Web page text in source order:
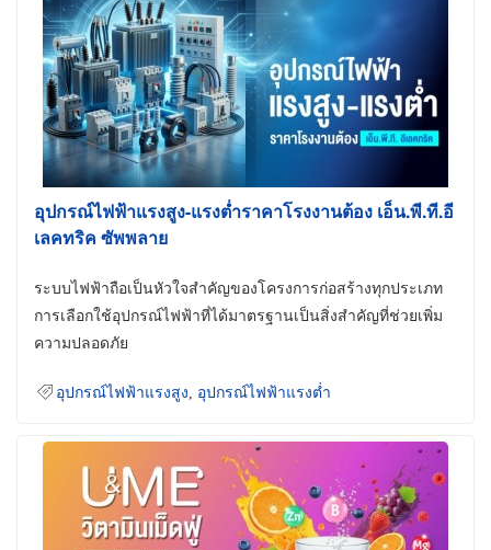
อุปกรณ์ไฟฟ้าแรงสูง-แรงต่ำราคาโรงงานต้อง เอ็น.พี.ที.อี
เลคทริค ซัพพลาย
ระบบไฟฟ้าถือเป็นหัวใจสำคัญของโครงการก่อสร้างทุกประเภท
การเลือกใช้อุปกรณ์ไฟฟ้าที่ได้มาตรฐานเป็นสิ่งสำคัญที่ช่วยเพิ่ม
ความปลอดภัย
อุปกรณ์ไฟฟ้าแรงสูง อุปกรณ์ไฟฟ้าแรงต่ำ